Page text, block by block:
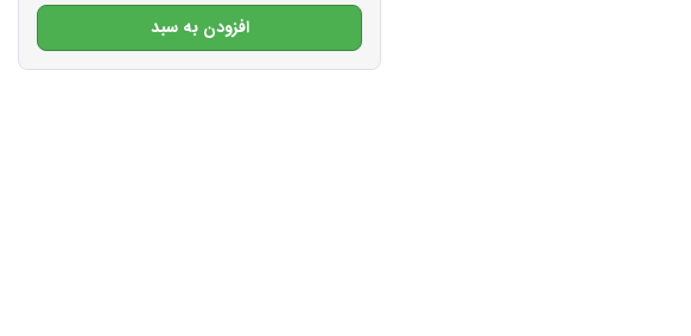
افزودن به سبد